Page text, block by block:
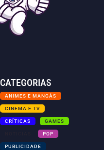
CATEGORIAS
ANIMES E MANGÁS
CINEMA E TV
CRÍTICAS GAMES
POP
PUBLICIDADE